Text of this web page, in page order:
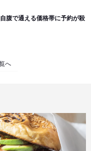
腹で通える価格帯に予約が殺
へ